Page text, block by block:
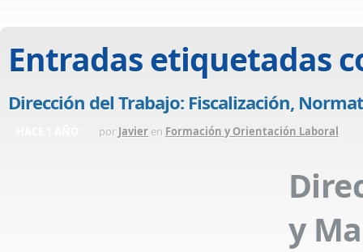
Entradas etiquetadas
Dirección del Trabajo: Fiscalización,
por Javier en Formación y Orientación Laboral
y